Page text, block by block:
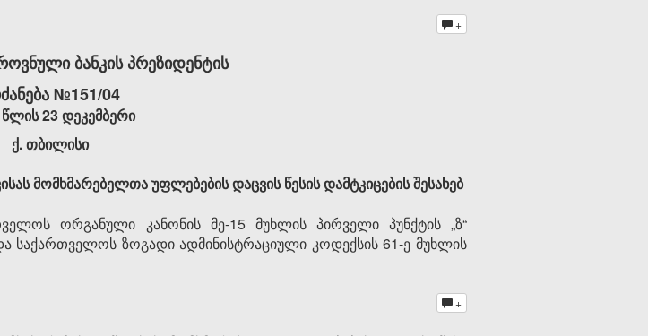
+
ბანკის პრეზიდენტის
№151/04
23 დეკემბერი
ქ. თბილისი
მომხმარებელთა უფლებების დაცვის წესის დამტკიცების შესახებ
ორგანული კანონის მე-15 მუხლის პირველი პუნქტის „ზ“
საქართველოს ზოგადი ადმინისტრაციული კოდექსის 61-ე მუხლის
+